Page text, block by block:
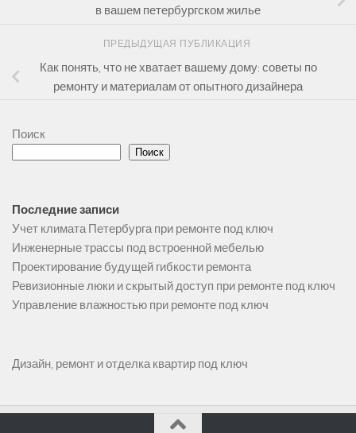
в вашем петербургском жилье
ПРЕДЫДУЩАЯ ПУБЛИКАЦИЯ
Как понять, что не хватает вашему дому: советы по
ремонту и материалам от опытного дизайнера
Поиск
Поиск
Последние записи
Учет климата Петербурга при ремонте под ключ
Инженерные трассы под встроенной мебелью
Проектирование будущей гибкости ремонта
Ревизионные люки и скрытый доступ при ремонте под ключ
Управление влажностью при ремонте под ключ
Дизайн, ремонт и отделка квартир под ключ